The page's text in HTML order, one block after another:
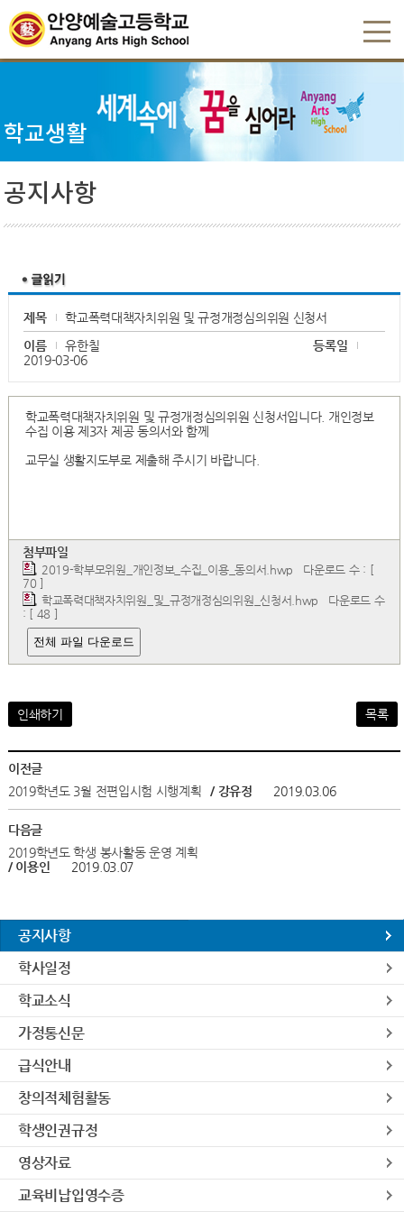
학교생활
공지사항
제목
학교폭력대책자치위원 및 규정개정심의위원 신청서
이름
유한칠
등록일
2019-03-06
학교폭력대책자치위원 및 규정개정심의위원 신청서입니다. 개인정보
수집 이용 제3자 제공 동의서와 함께
교무실 생활지도부로 제출해 주시기 바랍니다.
첨부파일
2019-학부모위원_개인정보_수집_이용_동의서.hwp 다운로드 수 : [
70 ]
학교폭력대책자치위원_및_규정개정심의위원_신청서.hwp 다운로드 수
: [ 48 ]
전체 파일 다운로드
인쇄하기 목록
이전글
2019학년도 3월 전편입시험 시행계획
/ 강유정 2019.03.06
다음글
2019학년도 학생 봉사활동 운영 계획
/ 이용인
2019.03.07
공지사항
학사일정
학교소식
가정통신문
급식안내
창의적체험활동
학생인권규정
영상자료
교육비납입영수증